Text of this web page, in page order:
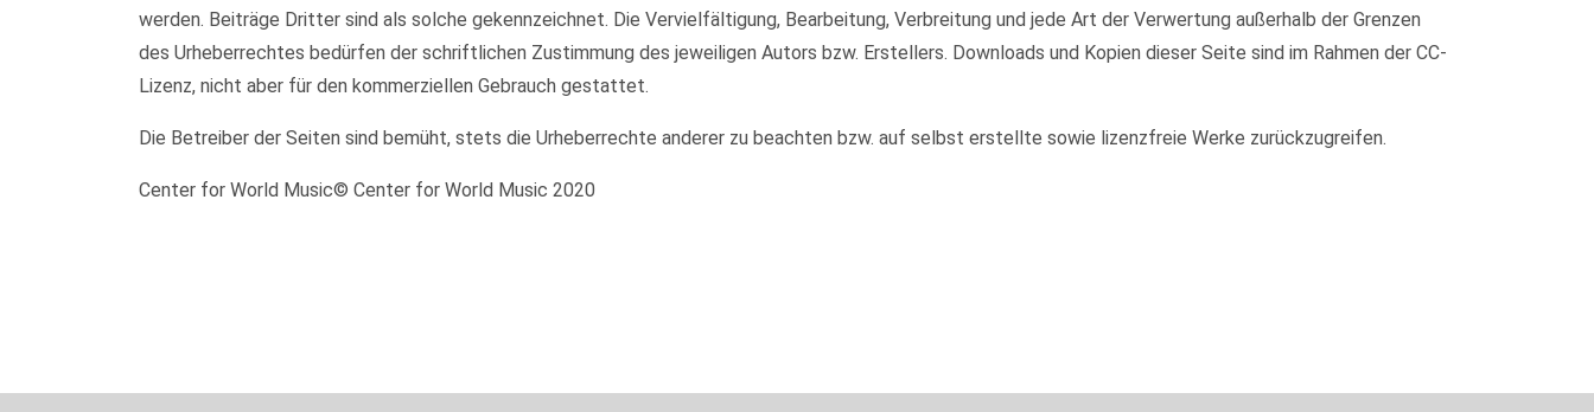
werden. Beiträge Dritter sind als solche gekennzeichnet. Die Vervielfältigung, Bearbeitung, Verbreitung und jede Art der Verwertung außerhalb der Grenzen
des Urheberrechtes bedürfen der schriftlichen Zustimmung des jeweiligen Autors bzw. Erstellers. Downloads und Kopien dieser Seite sind im Rahmen der CC-
Lizenz, nicht aber für den kommerziellen Gebrauch gestattet.
Die Betreiber der Seiten sind bemüht, stets die Urheberrechte anderer zu beachten bzw. auf selbst erstellte sowie lizenzfreie Werke zurückzugreifen.
Center for World Music© Center for World Music 2020